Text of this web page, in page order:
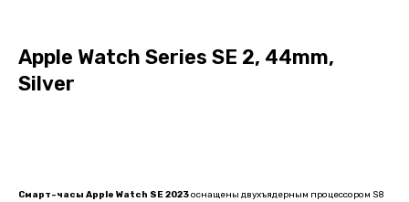
Apple Watch Series SE 2, 44mm,
Silver
Смарт-часы Apple Watch SE 2023оснащены двухъядерным процессором S8